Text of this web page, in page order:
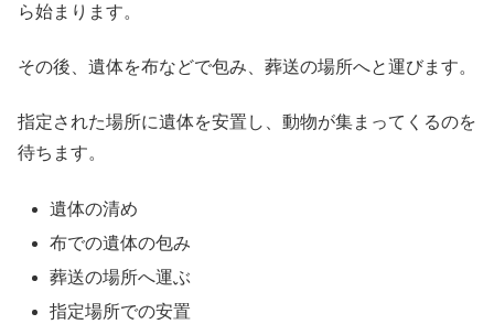
ら始まります。
その後、遺体を布などで包み、葬送の場所へと運びます。
指定された場所に遺体を安置し、動物が集まってくるのを
待ちます。
遺体の清め
布での遺体の包み
葬送の場所へ運ぶ
指定場所での安置